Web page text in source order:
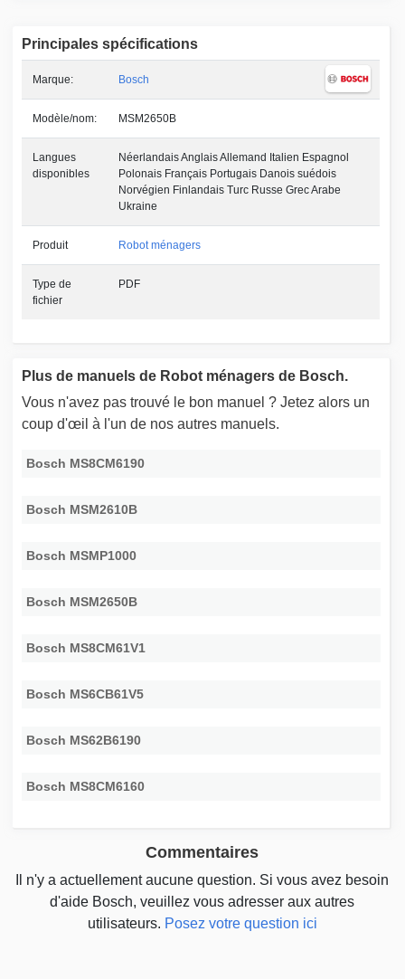
Principales spécifications
Marque: Bosch
Modèle/nom: MSM2650B
Langues
disponibles
Néerlandais Anglais Allemand Italien Espagnol
Polonais Français Portugais Danois suédois
Norvégien Finlandais Turc Russe Grec Arabe
Ukraine
Produit Robot ménagers
Type de
fichier
PDF
Plus de manuels de Robot ménagers de Bosch.
Vous n'avez pas trouvé le bon manuel ? Jetez alors un
coup d'œil à l'un de nos autres manuels.
Bosch MS8CM6190
Bosch MSM2610B
Bosch MSMP1000
Bosch MSM2650B
Bosch MS8CM61V1
Bosch MS6CB61V5
Bosch MS62B6190
Bosch MS8CM6160
Commentaires
Il n'y a actuellement aucune question. Si vous avez besoin
d'aide Bosch, veuillez vous adresser aux autres
utilisateurs. Posez votre question ici